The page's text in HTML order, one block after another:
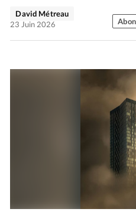
David Métreau
23 Juin 2026